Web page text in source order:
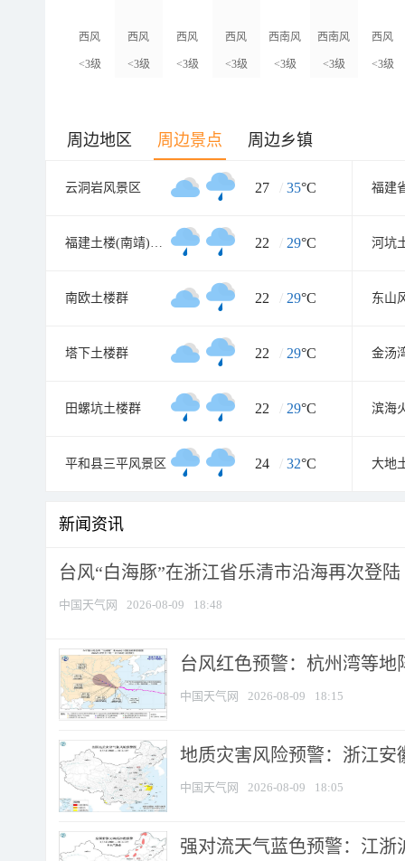
西风
<3级
西风
<3级
西风
<3级
西风
<3级
西南风
<3级
西南风
<3级
西风
<3级
周边地区 周边景点 周边乡镇
云洞岩风景区 27 / 35°C
福建土楼(南靖)景区 22 / 29°C 河坑
南欧土楼群 22 / 29°C 东山
塔下土楼群 22 / 29°C
田螺坑土楼群 22 / 29°C
平和县三平风景区 24 / 32°C 大地
新闻资讯
台风“白海豚”在浙江省乐清市沿海再次登陆
中国天气网 2026-08-09 18:48
台风红色预警：杭州湾等地
中国天气网 2026-08-09 18:15
地质灾害风险预警：浙江安
中国天气网 2026-08-09 18:05
强对流天气蓝色预警：江浙